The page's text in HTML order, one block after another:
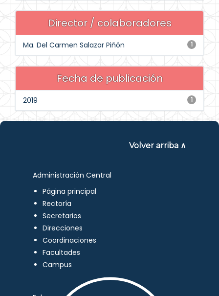
Director / colaboradores
1
Ma. Del Carmen Salazar Piñón
Fecha de publicación
1
2019
Volver arriba ∧
Administración Central
Página principal
Rectoría
Secretarios
Direcciones
Coordinaciones
Facultades
Campus